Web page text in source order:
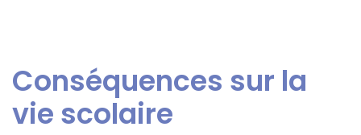
Conséquences sur la
vie scolaire